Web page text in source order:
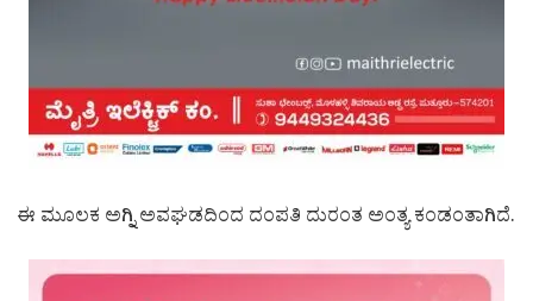
ಈ ಮೂಲಕ ಅಗ್ನಿ ಅವಘಡದಿಂದ ದಂಪತಿ ದುರಂತ ಅಂತ್ಯ ಕಂಡಂತಾಗಿದೆ.